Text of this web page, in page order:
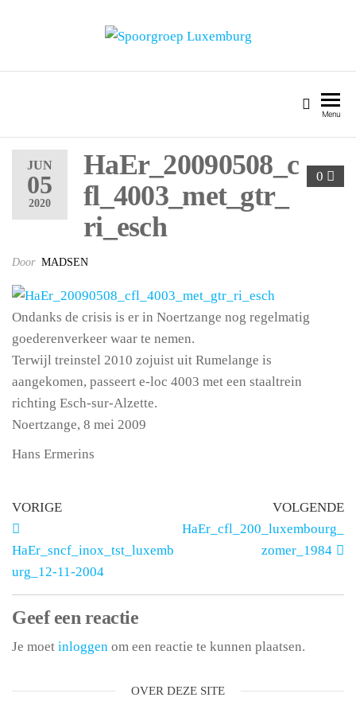
Menu
JUN
05
2020
0
HaEr_20090508_c
fl_4003_met_gtr_
ri_esch
Door MADSEN
Ondanks de crisis is er in Noertzange nog regelmatig
goederenverkeer waar te nemen.
Terwijl treinstel 2010 zojuist uit Rumelange is
aangekomen, passeert e-loc 4003 met een staaltrein
richting Esch-sur-Alzette.
Noertzange, 8 mei 2009
Hans Ermerins
VORIGE
HaEr_sncf_inox_tst_luxemb
urg_12-11-2004
VOLGENDE
HaEr_cfl_200_luxembourg_
zomer_1984
Geef een reactie
Je moet inloggen om een reactie te kunnen plaatsen.
OVER DEZE SITE